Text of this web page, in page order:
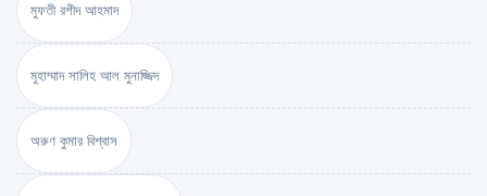
মুফতী রশীদ আহমাদ
মুহাম্মাদ সালিহ আল মুনাজ্জিদ
অরুণ কুমার বিশ্বাস